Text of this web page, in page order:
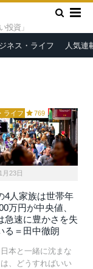
投資」
ネス・ライフ 人気連
ライフ 769
月23日
4人家族は世帯年
万円が中央値、
急速に豊かさを失
る＝田中徹朗
本と一緒に沈まな
、どうすればいい